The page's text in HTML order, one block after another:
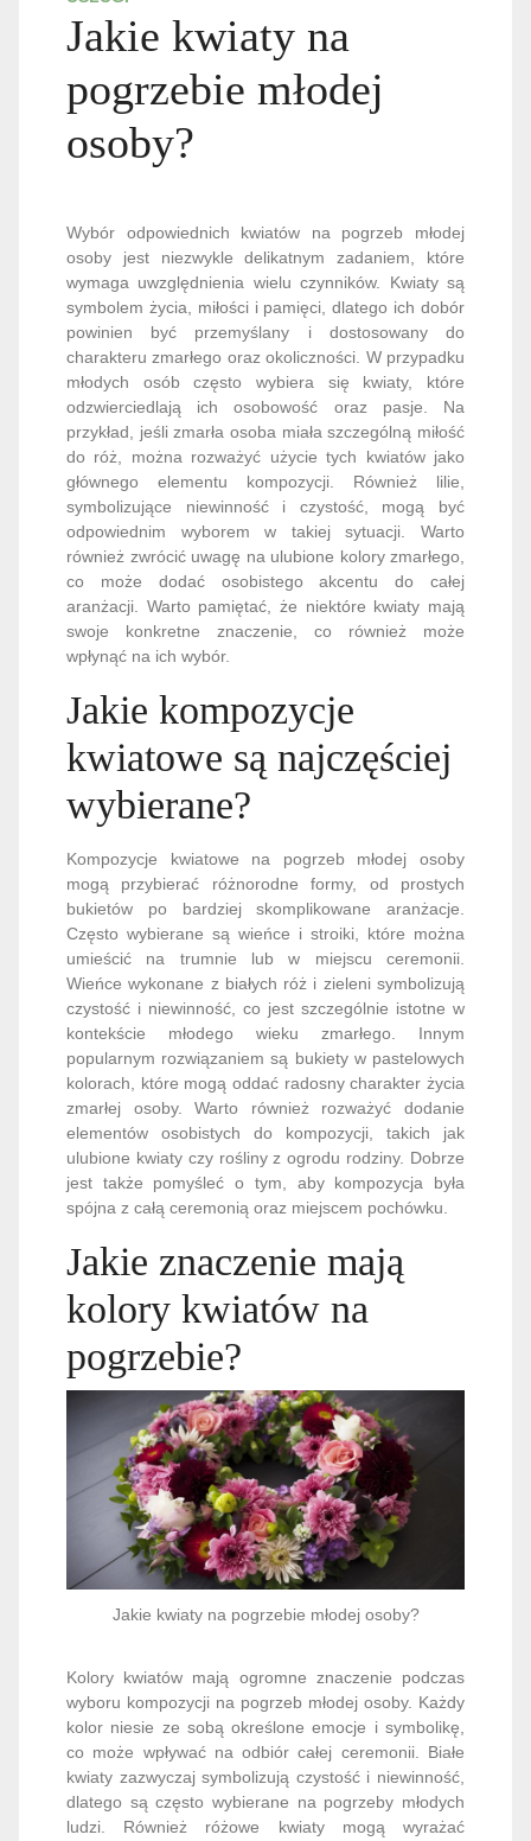
Jakie kwiaty na
pogrzebie młodej
osoby?
Wybór odpowiednich kwiatów na pogrzeb młodej
osoby jest niezwykle delikatnym zadaniem, które
wymaga uwzględnienia wielu czynników. Kwiaty są
symbolem życia, miłości i pamięci, dlatego ich dobór
powinien być przemyślany i dostosowany do
charakteru zmarłego oraz okoliczności. W przypadku
młodych osób często wybiera się kwiaty, które
odzwierciedlają ich osobowość oraz pasje. Na
przykład, jeśli zmarła osoba miała szczególną miłość
do róż, można rozważyć użycie tych kwiatów jako
głównego elementu kompozycji. Również lilie,
symbolizujące niewinność i czystość, mogą być
odpowiednim wyborem w takiej sytuacji. Warto
również zwrócić uwagę na ulubione kolory zmarłego,
co może dodać osobistego akcentu do całej
aranżacji. Warto pamiętać, że niektóre kwiaty mają
swoje konkretne znaczenie, co również może
wpłynąć na ich wybór.
Jakie kompozycje
kwiatowe są najczęściej
wybierane?
Kompozycje kwiatowe na pogrzeb młodej osoby
mogą przybierać różnorodne formy, od prostych
bukietów po bardziej skomplikowane aranżacje.
Często wybierane są wieńce i stroiki, które można
umieścić na trumnie lub w miejscu ceremonii.
Wieńce wykonane z białych róż i zieleni symbolizują
czystość i niewinność, co jest szczególnie istotne w
kontekście młodego wieku zmarłego. Innym
popularnym rozwiązaniem są bukiety w pastelowych
kolorach, które mogą oddać radosny charakter życia
zmarłej osoby. Warto również rozważyć dodanie
elementów osobistych do kompozycji, takich jak
ulubione kwiaty czy rośliny z ogrodu rodziny. Dobrze
jest także pomyśleć o tym, aby kompozycja była
spójna z całą ceremonią oraz miejscem pochówku.
Jakie znaczenie mają
kolory kwiatów na
pogrzebie?
Jakie kwiaty na pogrzebie młodej osoby?
Kolory kwiatów mają ogromne znaczenie podczas
wyboru kompozycji na pogrzeb młodej osoby. Każdy
kolor niesie ze sobą określone emocje i symbolikę,
co może wpływać na odbiór całej ceremonii. Białe
kwiaty zazwyczaj symbolizują czystość i niewinność,
dlatego są często wybierane na pogrzeby młodych
ludzi. Również różowe kwiaty mogą wyrażać